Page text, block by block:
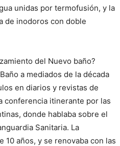
unidas por termofusión, y la
de inodoros con doble
del Nuevo baño?
a mediados de la década
en diarios y revistas de
conferencia itinerante por las
donde hablaba sobre el
Sanitaria. La
años, y se renovaba con las